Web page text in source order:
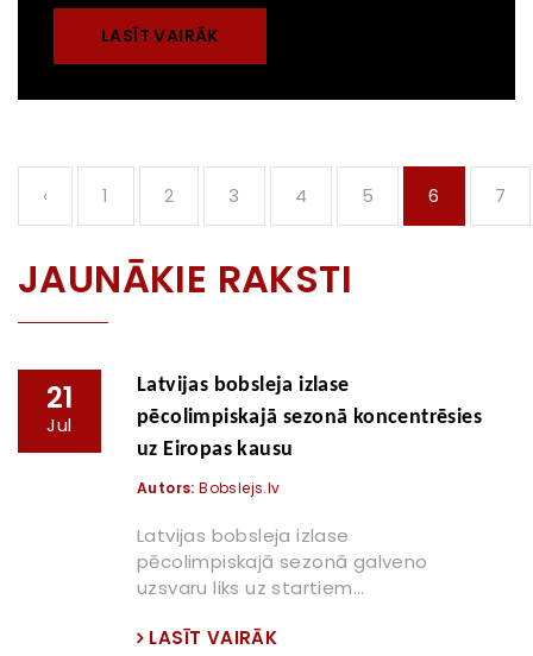
LASĪT VAIRĀK
‹ 1 2 3 4 5 6 7
JAUNĀKIE RAKSTI
21
Jul
Latvijas bobsleja izlase
pēcolimpiskajā sezonā koncentrēsies
uz Eiropas kausu
Autors: Bobslejs.lv
Latvijas bobsleja izlase
pēcolimpiskajā sezonā galveno
uzsvaru liks uz startiem...
LASĪT VAIRĀK